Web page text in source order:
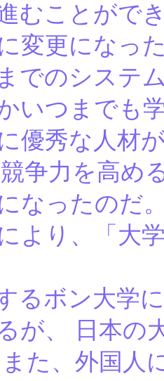
むことがで
変更になっ
でのシステ
いつまでも
優秀な人材
争力を高め
なったのだ
より、「大
るボン大学
が、 日本の
た、外国人